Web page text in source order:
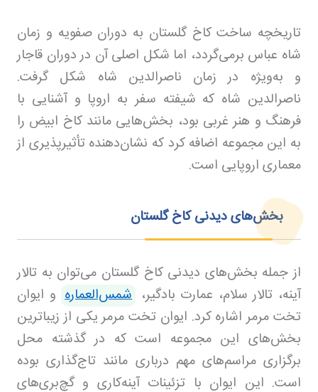
تاریخچه ساخت کاخ گلستان به دوران صفویه و زمان
شاه عباس برمی‌گردد، اما شکل اصلی آن در دوران قاجار
و به‌ویژه در زمان ناصرالدین شاه شکل گرفت.
ناصرالدین شاه که شیفته سفر به اروپا و آشنایی با
فرهنگ و هنر غربی بود، بخش‌هایی مانند کاخ ابیض را
به این مجموعه اضافه کرد که نشان‌دهنده تأثیرپذیری از
معماری اروپایی است.
بخش‌های دیدنی کاخ گلستان
از جمله بخش‌های دیدنی کاخ گلستان می‌توان به تالار
آینه، تالار سلام، عمارت بادگیر، شمس‌العماره و ایوان
تخت مرمر اشاره کرد. ایوان تخت مرمر یکی از زیباترین
بخش‌های این مجموعه است که در گذشته محل
برگزاری مراسم‌های مهم درباری مانند تاج‌گذاری بوده
است. این ایوان با تزئینات آینه‌کاری و گچ‌بری‌های